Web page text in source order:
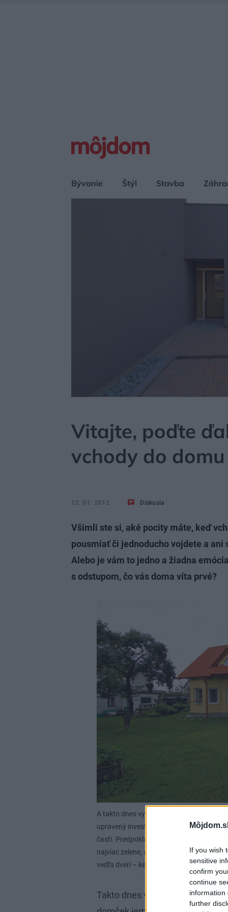
If you wish
sensitive
confirm
continue
information
further
Bývanie Štýl Stavba
Vitajte, poďte
vchody do domu
12. 01. 2012 Diskusia
Všimli ste si, aké pocity máte, keď
pousmiať či jednoducho vojdete a
Alebo je vám to jedno a žiadna
s odstupom, čo vás doma víta prvé?
A takto dnes vyzerá typická slovenská
upravený investorom a, samozrejme, s
časti. Predpokladám, že prístupová
najviac zelene, aby sa v nej trocha
vedľa dverí – keby tam boli iné materiály,
Takto dnes vyzerá typická